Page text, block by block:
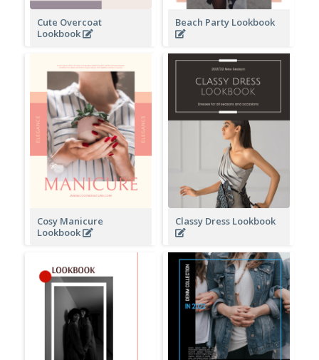
Cute Overcoat
Lookbook
Cosy Manicure
Lookbook
Beach Party Lookbook
Classy Dress Lookbook